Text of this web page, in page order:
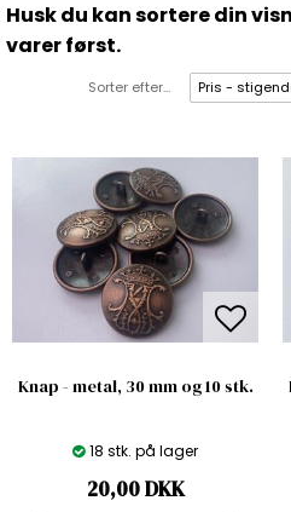
Husk du kan sortere din
varer først.
Sorter efter... Pris -
Knap - metal, 30 mm og 10 stk.
18 stk. på lager
20,00DKK